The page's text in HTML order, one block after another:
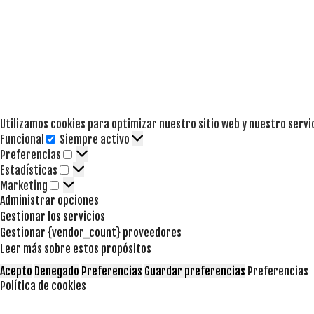
Utilizamos cookies para optimizar nuestro sitio web y nuestro
Funcional
Funcional
Siempre activo
Preferencias
Preferencias
Estadísticas Estadísticas
Marketing Marketing
Administrar opciones
Gestionar los servicios
Gestionar {vendor_count} proveedores
Leer más sobre estos propósitos
Acepto Denegado Preferencias Guardar preferencias Preferencias
Política de cookies